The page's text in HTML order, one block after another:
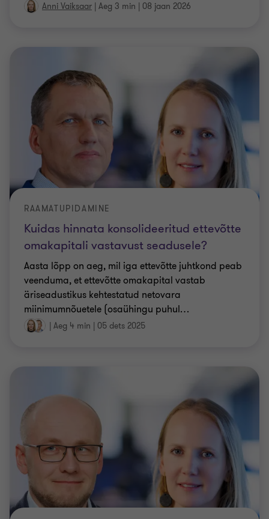
Anni Vaiksaar | Aeg 3 min | 08 jaan 2026
Kuidas hinnata konsolideeritud ettevõtte
omakapitali vastavust seadusele?
RAAMATUPIDAMINE
Aasta lõpp on aeg, mil iga ettevõtte juhtkond peab
veenduma, et ettevõtte omakapital vastab
äriseadustikus kehtestatud netovara
miinimumnõuetele (osaühingu puhul…
| Aeg 4 min | 05 dets 2025